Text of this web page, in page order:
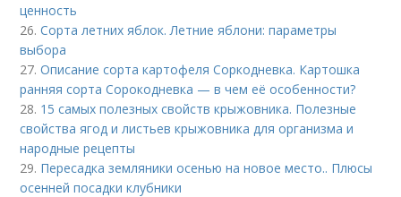
ценность
26.Сорта летних яблок. Летние яблони: параметры
выбора
27.Описание сорта картофеля Соркодневка. Картошка
ранняя сорта Сорокодневка — в чем её особенности?
28. 15 самых полезных свойств крыжовника. Полезные
свойства ягод и листьев крыжовника для организма и
народные рецепты
29. Пересадка земляники осенью на новое место.. Плюсы
осенней посадки клубники